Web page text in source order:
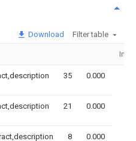
Download Filter table
35 0.000
21 0.000
8 0.000